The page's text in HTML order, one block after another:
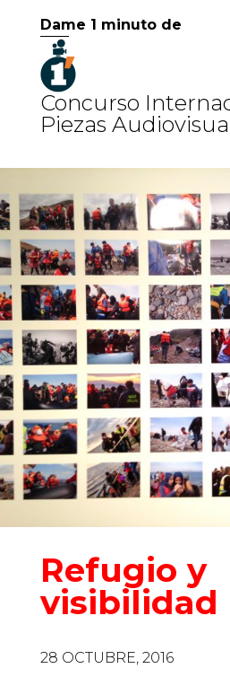
Dame 1 minuto de
Concurso
Piezas
Refugio y
visibilidad
28 OCTUBRE, 2016